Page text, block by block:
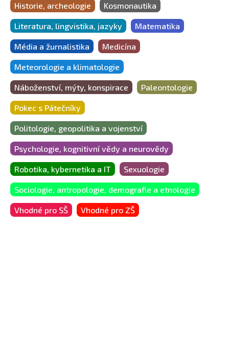
Historie, archeologie Kosmonautika
Literatura, lingvistika, jazyky Matematika
Média a žurnalistika Medicína
Meteorologie a klimatologie
Náboženství, mýty, konspirace Paleontologie
Pokec s Pátečníky
Politologie, geopolitika a vojenství
Psychologie, kognitivní vědy a neurovědy
Robotika, kybernetika a IT Sexuologie
Sociologie, antropologie, demografie a etnologie
Vhodné pro SŠ Vhodné pro ZŠ